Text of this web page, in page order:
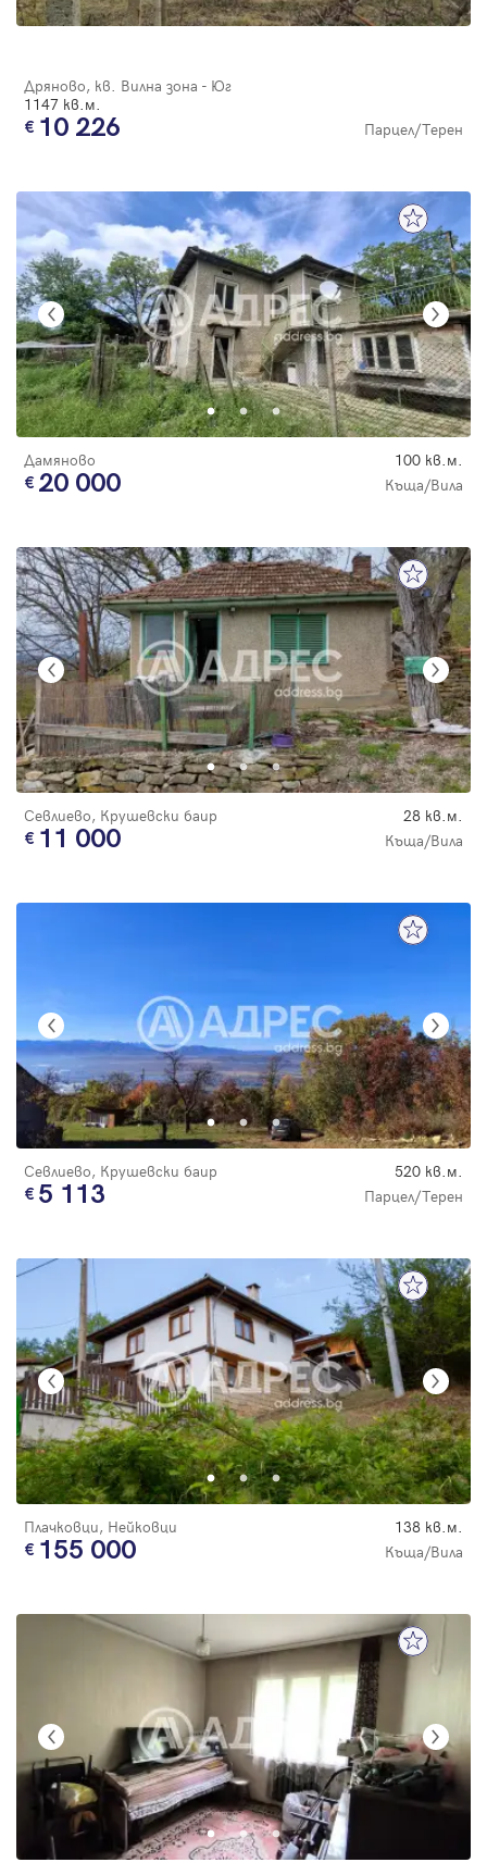
Дряново, кв. Вилна зона - Юг
1147 кв.м.
10 226 Парцел/Терен
Дамяново 100 кв.м.
20 000 Къща/Вила
Севлиево, Крушевски баир 28 кв.м.
11 000 Къща/Вила
Севлиево, Крушевски баир 520 кв.м.
5 113 Парцел/Терен
Плачковци, Нейковци 138 кв.м.
155 000 Къща/Вила